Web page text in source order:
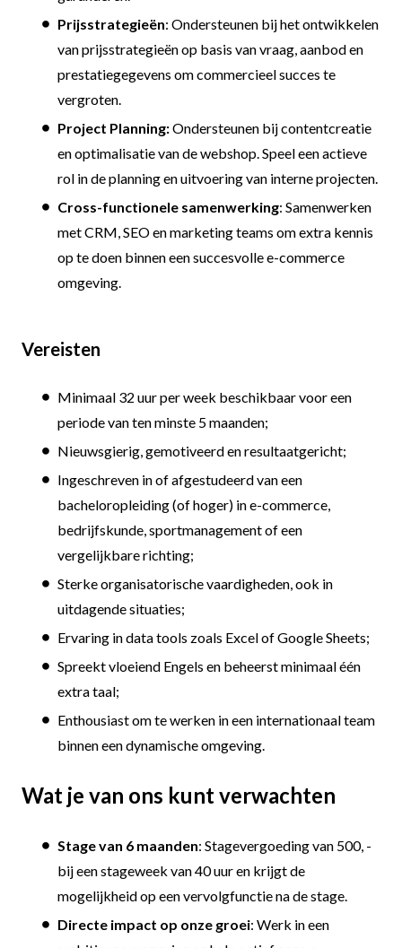
Prijsstrategieën: Ondersteunen bij het ontwikkelen
van prijsstrategieën op basis van vraag, aanbod en
prestatiegegevens om commercieel succes te
vergroten.
Project Planning:Ondersteunen bij contentcreatie
en optimalisatie van de webshop. Speel een actieve
rol in de planning en uitvoering van interne projecten.
Cross-functionele samenwerking: Samenwerken
met CRM, SEO en marketing teams om extra kennis
op te doen binnen een succesvolle e-commerce
omgeving.
Vereisten
Minimaal 32 uur per week beschikbaar voor een
periode van ten minste 5 maanden;
Nieuwsgierig, gemotiveerd en resultaatgericht;
Ingeschreven in of afgestudeerd van een
bacheloropleiding (of hoger) in e-commerce,
bedrijfskunde, sportmanagement of een
vergelijkbare richting;
Sterke organisatorische vaardigheden, ook in
uitdagende situaties;
Ervaring in data tools zoals Excel of Google Sheets;
Spreekt vloeiend Engels en beheerst minimaal één
extra taal;
Enthousiast om te werken in een internationaal team
binnen een dynamische omgeving.
Wat je van ons kunt verwachten
Stage van 6 maanden: Stagevergoeding van 500, -
bij een stageweek van 40 uur en krijgt de
mogelijkheid op een vervolgfunctie na de stage.
Directe impact op onze groei: Werk in een